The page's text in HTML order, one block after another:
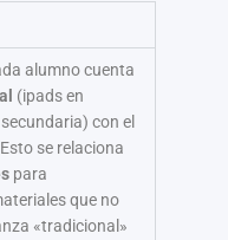
alumno cuenta
(ipads en
con el
se relaciona
para
que no
«tradicional»